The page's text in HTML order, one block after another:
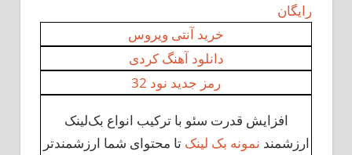
رایگان
خرید آنتی ویروس
دانلود آهنگ کردی
رمز جدید نود 32
افزایش قدرت سئو با ترکیب انواع بک‌لینک
ارزشمند نمونه بک لینک تا محتوای شما ارزشمندتر